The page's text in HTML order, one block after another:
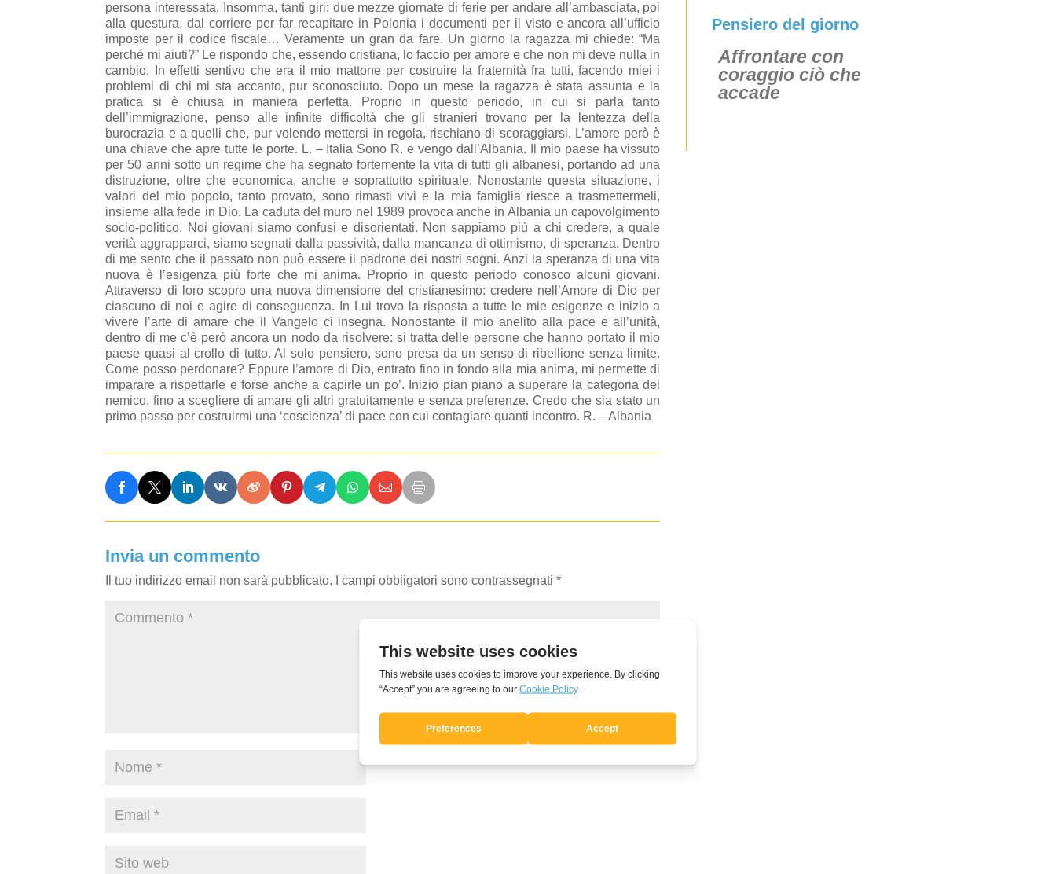
persona interessata. Insomma, tanti giri: due mezze giornate di ferie per andare all’ambasciata, poi
alla questura, dal corriere per far recapitare in Polonia i documenti per il visto e ancora all’ufficio
imposte per il codice fiscale… Veramente un gran da fare. Un giorno la ragazza mi chiede: “Ma
perché mi aiuti?” Le rispondo che, essendo cristiana, lo faccio per amore e che non mi deve nulla in
cambio. In effetti sentivo che era il mio mattone per costruire la fraternità fra tutti, facendo miei i
problemi di chi mi sta accanto, pur sconosciuto. Dopo un mese la ragazza è stata assunta e la
pratica si è chiusa in maniera perfetta. Proprio in questo periodo, in cui si parla tanto
dell’immigrazione, penso alle infinite difficoltà che gli stranieri trovano per la lentezza della
burocrazia e a quelli che, pur volendo mettersi in regola, rischiano di scoraggiarsi. L’amore però è
una chiave che apre tutte le porte. L. – Italia Sono R. e vengo dall’Albania. Il mio paese ha vissuto
per 50 anni sotto un regime che ha segnato fortemente la vita di tutti gli albanesi, portando ad una
distruzione, oltre che economica, anche e soprattutto spirituale. Nonostante questa situazione, i
valori del mio popolo, tanto provato, sono rimasti vivi e la mia famiglia riesce a trasmettermeli,
insieme alla fede in Dio. La caduta del muro nel 1989 provoca anche in Albania un capovolgimento
socio-politico. Noi giovani siamo confusi e disorientati. Non sappiamo più a chi credere, a quale
verità aggrapparci, siamo segnati dalla passività, dalla mancanza di ottimismo, di speranza. Dentro
di me sento che il passato non può essere il padrone dei nostri sogni. Anzi la speranza di una vita
nuova è l’esigenza più forte che mi anima. Proprio in questo periodo conosco alcuni giovani.
Attraverso di loro scopro una nuova dimensione del cristianesimo: credere nell’Amore di Dio per
ciascuno di noi e agire di conseguenza. In Lui trovo la risposta a tutte le mie esigenze e inizio a
vivere l’arte di amare che il Vangelo ci insegna. Nonostante il mio anelito alla pace e all’unità,
dentro di me c’è però ancora un nodo da risolvere: si tratta delle persone che hanno portato il mio
paese quasi al crollo di tutto. Al solo pensiero, sono presa da un senso di ribellione senza limite.
Come posso perdonare? Eppure l’amore di Dio, entrato fino in fondo alla mia anima, mi permette di
imparare a rispettarle e forse anche a capirle un po’. Inizio pian piano a superare la categoria del
nemico, fino a scegliere di amare gli altri gratuitamente e senza preferenze. Credo che sia stato un
primo passo per costruirmi una ‘coscienza’ di pace con cui contagiare quanti incontro. R. – Albania
Invia un commento
Il tuo indirizzo email non sarà pubblicato. I campi obbligatori sono contrassegnati*
Pensiero del giorno
Affrontare con
coraggio ciò che
accade